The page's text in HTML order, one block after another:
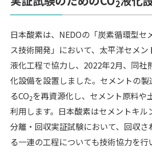
2
日本酸素は、NEDOの「炭素循環型セ
ス技術開発」において、太平洋セメン
液化工程で協力し、2022年2月、同社
化設備を設置しました。セメントの
るCO2を再資源化し、セメント原料や
利用します。日本酸素はセメントキル
分離・回収実証試験において、回収さ
る一連の工程についても技術協力を行